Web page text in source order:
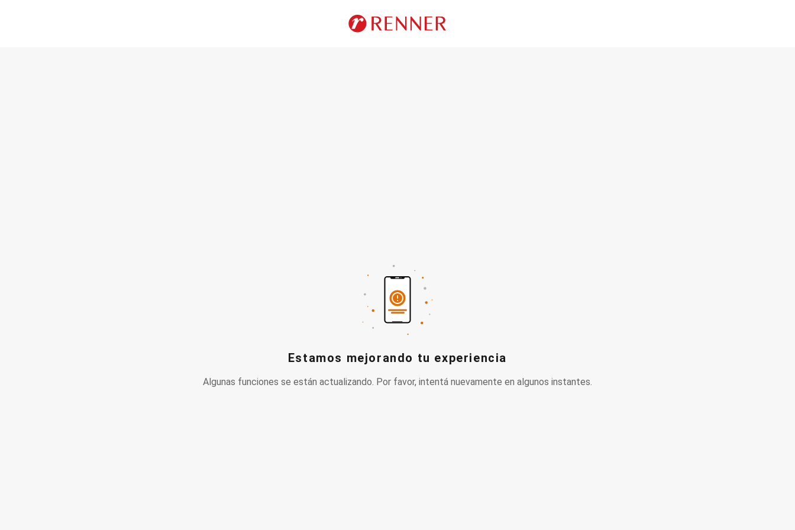
Estamos mejorando tu experiencia
Algunas funciones se están actualizando. Por favor, intentá nuevamente en algunos instantes.